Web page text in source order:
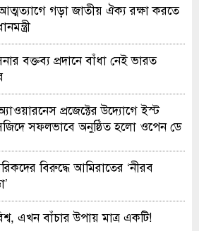
গড়া জাতীয় ঐক্য রক্ষা করতে
বক্তব্য প্রদানে বাঁধা নেই ভারত
প্রজেক্টের উদ্যোগে ইস্ট
সফলভাবে অনুষ্ঠিত হলো ওপেন ডে
বিরুদ্ধে আমিরাতের ‘নীরব
এখন বাঁচার উপায় মাত্র একটি!